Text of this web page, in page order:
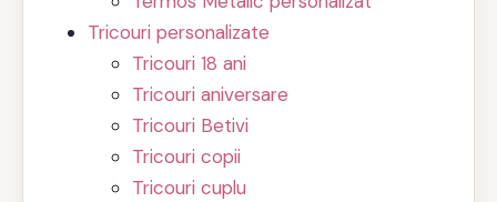
Tricouri personalizate
Tricouri 18 ani
Tricouri aniversare
Tricouri Betivi
Tricouri copii
Tricouri cuplu